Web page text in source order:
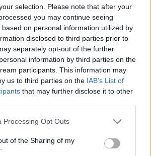
selection. Please note that after your
you may continue seeing
on personal information utilized by
disclosed to third parties prior to
separately opt-out of the further
information by third parties on the
participants. This information may
us to third parties on the IAB’s List of
that may further disclose it to other
Processing Opt Outs
of the Sharing of my
παραπάνω σχήμα άσκησης δεν
σαφής, αλλά οι μελέτες στην
ότιαπαιτούνται από
έως ένα έτος.
στοAmerican Journal of
.
ποια δίαιτα μαζί με τι είδος
περισσότερο το